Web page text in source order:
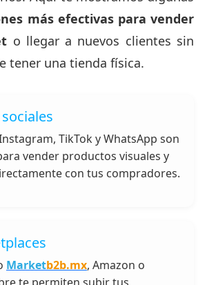
más efectivas para vender
o llegar a nuevos clientes sin
tener una tienda física.
sociales
TikTok y WhatsApp son
vender productos visuales y
con tus compradores.
Marketb2b.mx, Amazon o